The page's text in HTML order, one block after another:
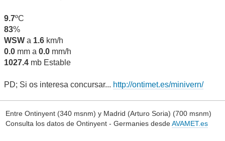
9.7ºC
83%
WSW a 1.6 km/h
0.0 mm a 0.0 mm/h
1027.4 mb Estable
PD; Si os interesa concursar... http://ontimet.es/minivern/
Entre Ontinyent (340 msnm) y Madrid (Arturo Soria) (700 msnm)
Consulta los datos de Ontinyent - Germanies desdeAVAMET.es